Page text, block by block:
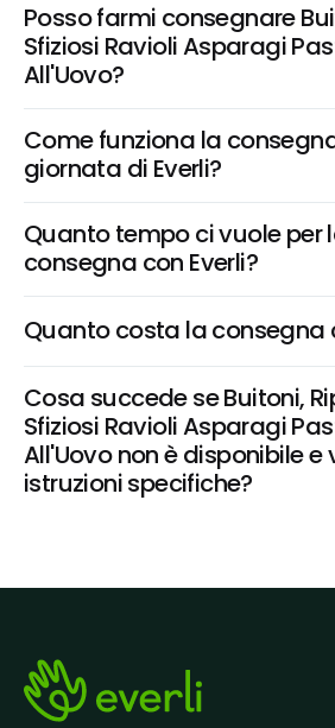
Posso farmi consegnare
Sfiziosi Ravioli Asparagi
All'Uovo?
Come funziona la
giornata di Everli?
Quanto tempo ci vuole per
consegna con Everli?
Quanto costa la consegna
Cosa succede se Buitoni,
Sfiziosi Ravioli Asparagi
All'Uovo non è disponibile
istruzioni specifiche?